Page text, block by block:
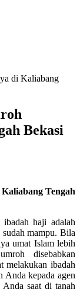
di Kaliabang
Bekasi
Tengah
haji adalah
mampu. Bila
umat Islam lebih
disebabkan
melakukan ibadah
Anda kepada agen
Anda saat di tanah